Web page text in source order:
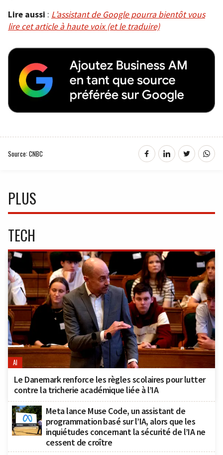
Lire aussi : L’assistant de Google pourra bientôt vous
lire cet article à haute voix (et le traduire)
Source: CNBC
PLUS
TECH
AI
Le Danemark renforce les règles scolaires pour lutter
contre la tricherie académique liée à l’IA
Meta lance Muse Code, un assistant de
programmation basé sur l’IA, alors que les
inquiétudes concernant la sécurité de l’IA ne
cessent de croître